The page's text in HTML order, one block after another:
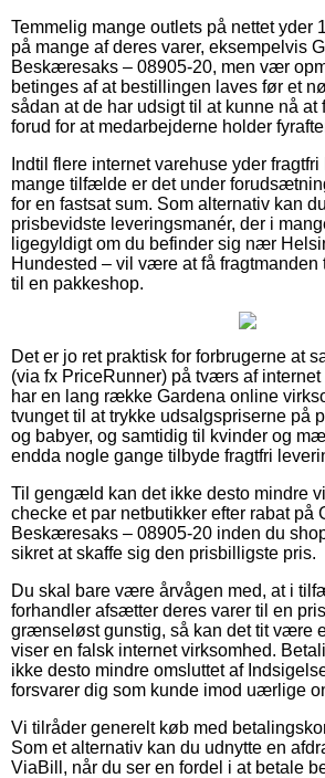
Temmelig mange outlets på nettet yder
på mange af deres varer, eksempelvis
Beskæresaks – 08905-20, men vær
betinges af at bestillingen laves før et
sådan at de har udsigt til at kunne nå at
forud for at medarbejderne holder
Indtil flere internet varehuse yder
mange tilfælde er det under
for en fastsat sum. Som alternativ kan
prisbevidste leveringsmanér, der i
ligegyldigt om du befinder sig nær
Hundested – vil være at få fragtmanden
til en pakkeshop.
Det er jo ret praktisk for forbrugerne at
(via fx PriceRunner) på tværs af internet
har en lang række Gardena online
tvunget til at trykke udsalgspriserne på
og babyer, og samtidig til kvinder og
endda nogle gange tilbyde fragtfri
Til gengæld kan det ikke desto mindre
checke et par netbutikker efter rabat på
Beskæresaks – 08905-20 inden du
sikret at skaffe sig den prisbilligste pris.
Du skal bare være årvågen med, at i
forhandler afsætter deres varer til en
grænseløst gunstig, så kan det tit være
viser en falsk internet virksomhed.
ikke desto mindre omsluttet af
forsvarer dig som kunde imod uærlige
Vi tilråder generelt køb med
Som et alternativ kan du udnytte en
ViaBill, når du ser en fordel i at betale